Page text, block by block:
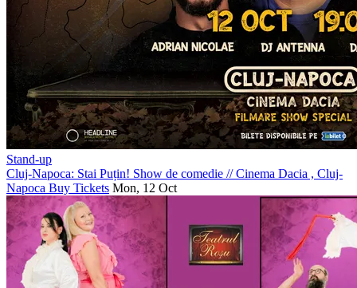
Stand-up
Cluj-Napoca: Stai Puțin! Show de comedie //Cinema Dacia , Cluj-
Napoca Buy Tickets Mon, 12 Oct